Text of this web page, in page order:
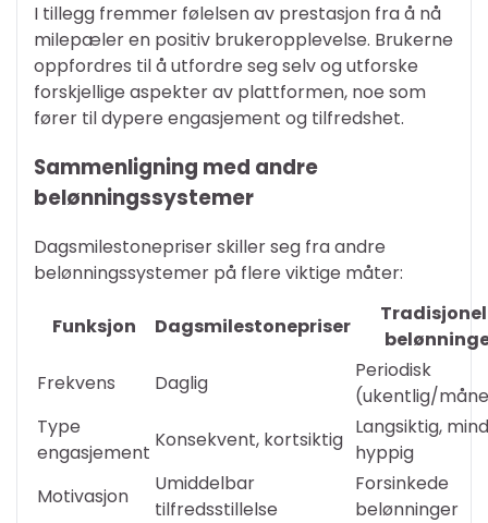
I tillegg fremmer følelsen av prestasjon fra å nå
milepæler en positiv brukeropplevelse. Brukerne
oppfordres til å utfordre seg selv og utforske
forskjellige aspekter av plattformen, noe som
fører til dypere engasjement og tilfredshet.
Sammenligning med andre
belønningssystemer
Dagsmilestonepriser skiller seg fra andre
belønningssystemer på flere viktige måter:
Funksjon Dagsmilestonepriser
Frekvens
Daglig
Periodisk
(ukentlig/
Type
engasjement
Konsekvent, kortsiktig
Langsiktig,
hyppig
Motivasjon
Umiddelbar
tilfredsstillelse
Forsinkede
belønninger